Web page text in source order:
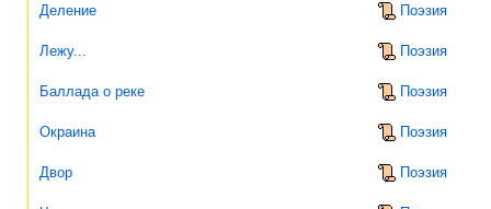
Деление Поэзия
Лежу... Поэзия
Баллада о реке Поэзия
Окраина Поэзия
Двор Поэзия